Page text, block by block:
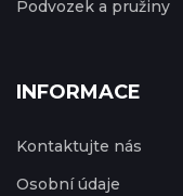
Podvozek a pružiny
INFORMACE
Kontaktujte nás
Osobní údaje